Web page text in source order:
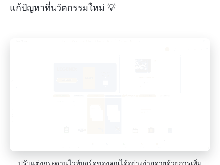
แก้ปัญหาที่นวัตกรรมใหม่ 💡
ปรับแต่งกระดานไวท์บอร์ดของคุณได้อย่างง่ายดายด้วยการเพิ่ม